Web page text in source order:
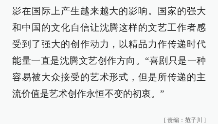
影在国际上产生越来越大的影响。国家的强大
和中国的文化自信让沈腾这样的文艺工作者感
受到了强大的创作动力，以精品力作传递时代
能量一直是沈腾文艺创作方向。“喜剧只是一种
容易被大众接受的艺术形式，但是所传递的主
流价值是艺术创作永恒不变的初衷。”
[ 责编：范子川 ]